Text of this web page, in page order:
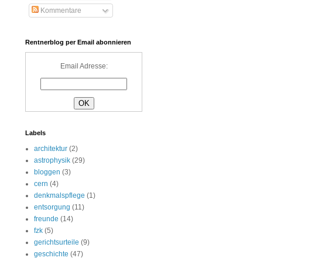
Kommentare
Rentnerblog per Email abonnieren
Email Adresse:
Labels
architektur (2)
astrophysik (29)
bloggen (3)
cern (4)
denkmalspflege (1)
entsorgung (11)
freunde (14)
fzk (5)
gerichtsurteile (9)
geschichte (47)